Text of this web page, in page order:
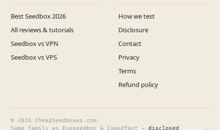
Best Seedbox 2026
All reviews & tutorials
Seedbox vs VPN
Seedbox vs VPS
How we test
Disclosure
Contact
Privacy
Terms
Refund policy
© 2026 CheapSeedboxes.com ·
Same family as Evoseedbox & Iseedfast — disclosed